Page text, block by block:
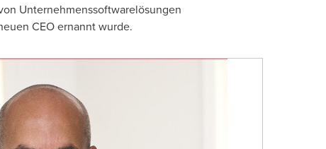
Unternehmenssoftwarelösungen
CEO ernannt wurde.